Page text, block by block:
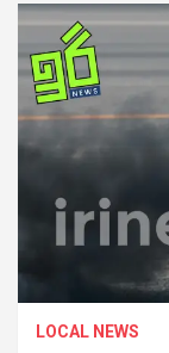
LOCAL NEWS